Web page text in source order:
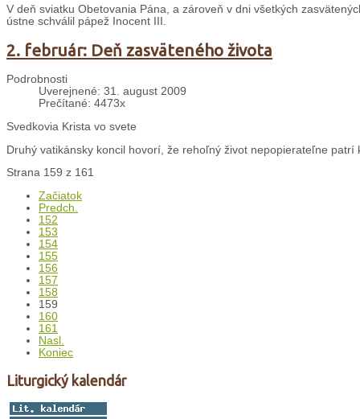
V deň sviatku Obetovania Pána, a zároveň v dni všetkých
ústne schválil pápež Inocent III.
2. február: Deň zasväteného života
Podrobnosti
Uverejnené: 31. august 2009
Prečítané: 4473x
Svedkovia Krista vo svete
Druhý vatikánsky koncil hovorí, že rehoľný život nepopierateľne patrí
Strana 159 z 161
Začiatok
Predch.
152
153
154
155
156
157
158
159
160
161
Nasl.
Koniec
Liturgický kalendár